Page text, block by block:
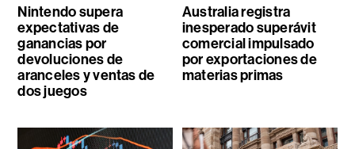
Nintendo supera
expectativas de
ganancias por
devoluciones de
aranceles y ventas de
dos juegos
Australia registra
inesperado superávit
comercial impulsado
por exportaciones de
materias primas